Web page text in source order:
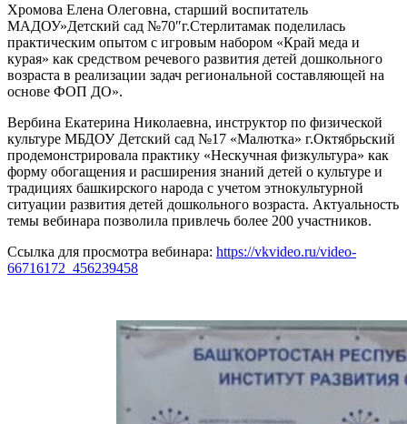
Хромова Елена Олеговна, старший воспитатель
МАДОУ»Детский сад №70″г.Стерлитамак поделилась
практическим опытом с игровым набором «Край меда и
курая» как средством речевого развития детей дошкольного
возраста в реализации задач региональной составляющей на
основе ФОП ДО».
Вербина Екатерина Николаевна, инструктор по физической
культуре МБДОУ Детский сад №17 «Малютка» г.Октябрьский
продемонстрировала практику «Нескучная физкультура» как
форму обогащения и расширения знаний детей о культуре и
традициях башкирского народа с учетом этнокультурной
ситуации развития детей дошкольного возраста. Актуальность
темы вебинара позволила привлечь более 200 участников.
Ссылка для просмотра вебинара: https://vkvideo.ru/video-
66716172_456239458